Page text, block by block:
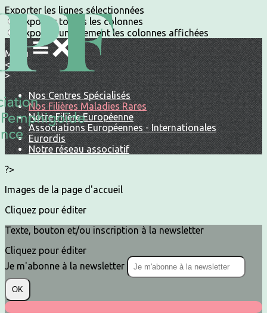
Exporter les lignes sélectionnées
Exporter toutes les colonnes
Exporter uniquement les colonnes affichées
Menu
<
>
Nos Centres Spécialisés
Nos Filières Maladies Rares
Notre Filière Européenne
Associations Européennes - Internationales
Eurordis
Notre réseau associatif
?>
Images de la page d'accueil
Cliquez pour éditer
Texte, bouton et/ou inscription à la newsletter
Cliquez pour éditer
Je m'abonne à la newsletter
OK